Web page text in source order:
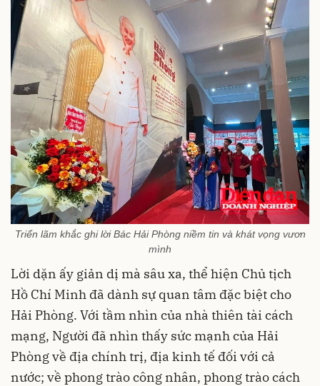
Triển lãm khắc ghi lời Bác Hải Phòng niềm tin và khát vọng vươn
mình
Lời dặn ấy giản dị mà sâu xa, thể hiện Chủ tịch
Hồ Chí Minh đã dành sự quan tâm đặc biệt cho
Hải Phòng. Với tầm nhìn của nhà thiên tài cách
mạng, Người đã nhìn thấy sức mạnh của Hải
Phòng về địa chính trị, địa kinh tế đối với cả
nước; về phong trào công nhân, phong trào cách